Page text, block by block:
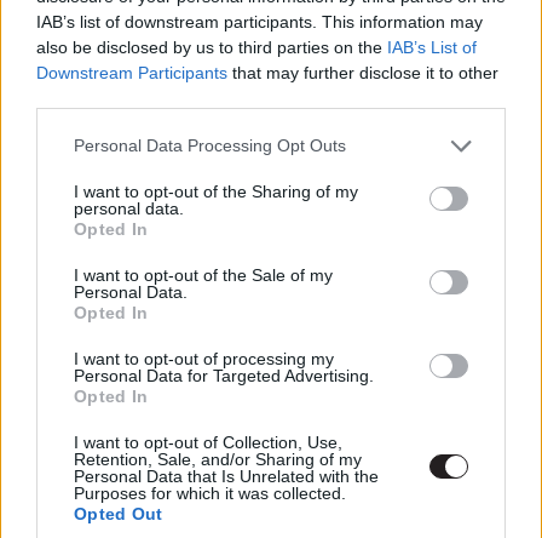
IAB’s list of downstream participants. This information may
also be disclosed by us to third parties on the IAB’s List of
Downstream Participants that may further disclose it to other
Please note that this website/app uses one or more Google
not limited to your visit or usage behaviour. You may click to
grant or deny consent to Google and its third-party tags to
use your data for below specified purposes in below Google
consent section.
Personal Data Processing Opt Outs
I want to opt-out of the Sharing of my
personal data.
Opted In
I want to opt-out of the Sale of my
Personal Data.
Opted In
I want to opt-out of processing my
Personal Data for Targeted Advertising.
Opted In
I want to opt-out of Collection, Use,
Retention, Sale, and/or Sharing of my
Personal Data that Is Unrelated with the
Purposes for which it was collected.
Opted Out
Értékelési szempontjaink
Kinek Ajánljuk
Aki szereti az időhurkos mozikat
Aki csak jól akar szórakozni egy filmen